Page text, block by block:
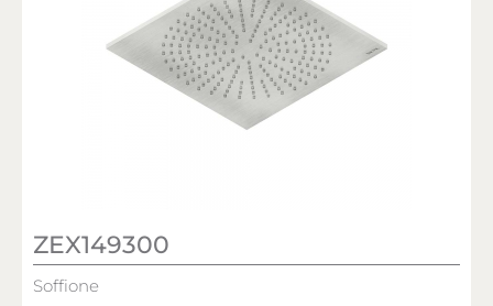
ZEX149300
Soffione